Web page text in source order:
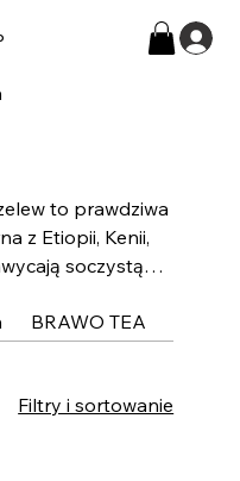
to prawdziwa
z Etiopii, Kenii,
soczystą
i
słodycz
BRAWO TEA
Filtry i sortowanie